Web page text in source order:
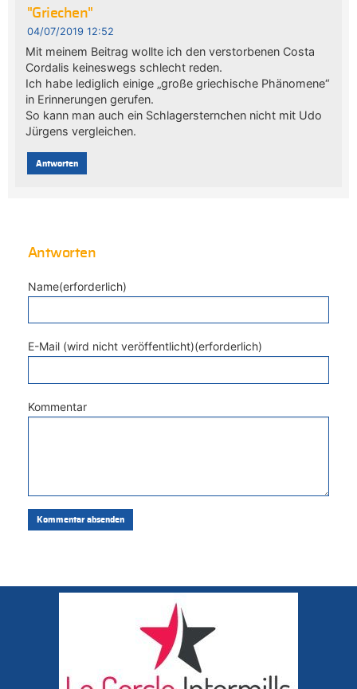
"Griechen"
04/07/2019 12:52
Mit meinem Beitrag wollte ich den verstorbenen Costa
Cordalis keineswegs schlecht reden.
Ich habe lediglich einige „große griechische Phänomene“
in Erinnerungen gerufen.
So kann man auch ein Schlagersternchen nicht mit Udo
Jürgens vergleichen.
Antworten
Antworten
Name(erforderlich)
E-Mail (wird nicht veröffentlicht)(erforderlich)
Kommentar